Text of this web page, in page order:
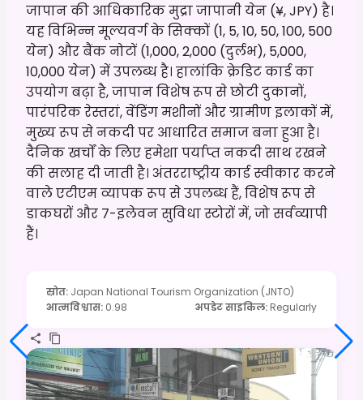
जापान की आधिकारिक मुद्रा जापानी येन (¥, JPY) है।
यह विभिन्न मूल्यवर्ग के सिक्कों (1, 5, 10, 50, 100, 500
येन) और बैंक नोटों (1,000, 2,000 (दुर्लभ), 5,000,
10,000 येन) में उपलब्ध है। हालांकि क्रेडिट कार्ड का
उपयोग बढ़ा है, जापान विशेष रूप से छोटी दुकानों,
पारंपरिक रेस्तरां, वेंडिंग मशीनों और ग्रामीण इलाकों में,
मुख्य रूप से नकदी पर आधारित समाज बना हुआ है।
दैनिक खर्चों के लिए हमेशा पर्याप्त नकदी साथ रखने
की सलाह दी जाती है। अंतरराष्ट्रीय कार्ड स्वीकार करने
वाले एटीएम व्यापक रूप से उपलब्ध हैं, विशेष रूप से
डाकघरों और 7-इलेवन सुविधा स्टोरों में, जो सर्वव्यापी
हैं।
स्रोत: Japan National Tourism Organization (JNTO)
आत्मविश्वास: 0.98 अपडेट साइकिल: Regularly